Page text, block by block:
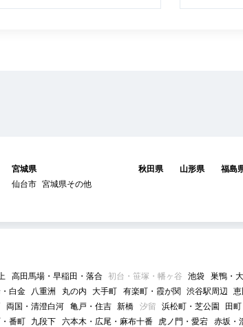
宮城県
仙台市
宮城県その他
秋田県 山形県 福島
高田馬場・早稲田・落合 初台・笹塚・幡ヶ谷 池袋 巣鴨・
白金 八重洲 丸の内 大手町 有楽町・霞が関 渋谷駅周辺
両国・清澄白河 亀戸・住吉 新橋 汐留 浜松町・芝公園 田
番町 九段下 六本木・広尾・麻布十番 虎ノ門・愛宕 赤坂・